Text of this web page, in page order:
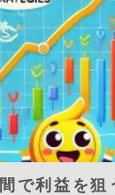
で利益を狙